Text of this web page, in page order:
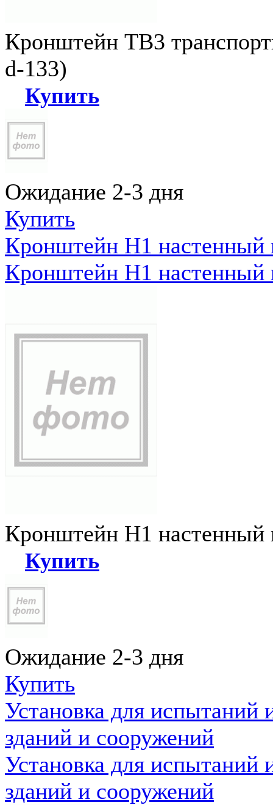
Кронштейн ТВ3
d-133)
Купить
Ожидание 2-3 дня
Купить
Кронштейн Н1
Кронштейн Н1
Кронштейн Н1
Купить
Ожидание 2-3 дня
Купить
Установка для испытаний
зданий и сооружений
Установка для испытаний
зданий и сооружений